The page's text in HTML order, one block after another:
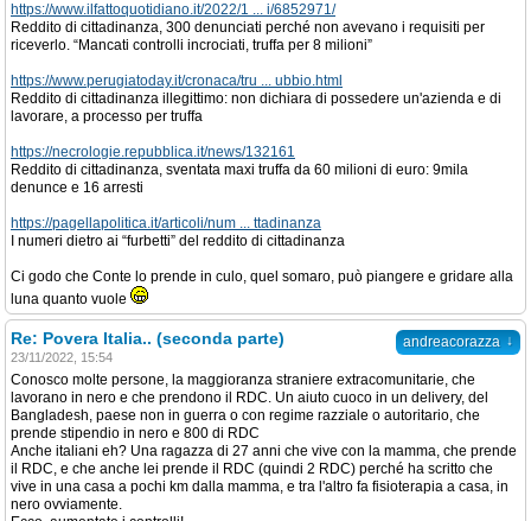
https://www.ilfattoquotidiano.it/2022/1 ... i/6852971/
Reddito di cittadinanza, 300 denunciati perché non avevano i requisiti per
riceverlo. “Mancati controlli incrociati, truffa per 8 milioni”
https://www.perugiatoday.it/cronaca/tru ... ubbio.html
Reddito di cittadinanza illegittimo: non dichiara di possedere un'azienda e di
lavorare, a processo per truffa
https://necrologie.repubblica.it/news/132161
Reddito di cittadinanza, sventata maxi truffa da 60 milioni di euro: 9mila
denunce e 16 arresti
https://pagellapolitica.it/articoli/num ... ttadinanza
I numeri dietro ai “furbetti” del reddito di cittadinanza
Ci godo che Conte lo prende in culo, quel somaro, può piangere e gridare alla
luna quanto vuole
andreacorazza ↓
Re: Povera Italia.. (seconda parte)
23/11/2022, 15:54
Conosco molte persone, la maggioranza straniere extracomunitarie, che
lavorano in nero e che prendono il RDC. Un aiuto cuoco in un delivery, del
Bangladesh, paese non in guerra o con regime razziale o autoritario, che
prende stipendio in nero e 800 di RDC
Anche italiani eh? Una ragazza di 27 anni che vive con la mamma, che prende
il RDC, e che anche lei prende il RDC (quindi 2 RDC) perché ha scritto che
vive in una casa a pochi km dalla mamma, e tra l'altro fa fisioterapia a casa, in
nero ovviamente.